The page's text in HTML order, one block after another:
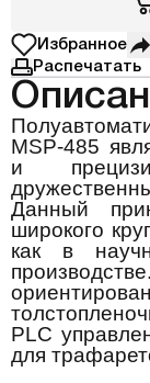
Избранное
Распечатать
MSP-485
и
Данный
широкого
как в
PLC
для